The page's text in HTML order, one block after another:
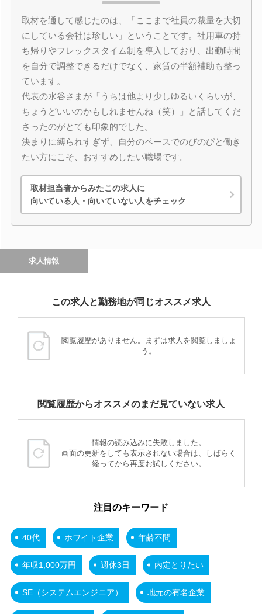
取材を通して感じたのは、「ここまで社員の裁量を大切
にしている会社は珍しい」ということです。社用車の持
ち帰りやフレックスタイム制を導入しており、出勤時間
を自分で調整できるだけでなく、家賃の半額補助も整っ
ています。
代表の水谷さまが「うちは他より少しゆるいくらいが、
ちょうどいいのかもしれませんね（笑）」と話してくだ
さったのがとても印象的でした。
決まりに縛られすぎず、自分のペースでのびのびと働き
たい方にこそ、おすすめしたい職場です。
取材担当者からみたこの求人に
向いている人・向いていない人をチェック
求人情報
この求人と勤務地が同じオススメ求人
閲覧履歴がありません。まずは求人を閲覧しましょ
う。
閲覧履歴からオススメのまだ見ていない求人
情報の読み込みに失敗しました。
画面の更新をしても表示されない場合は、しばらく
経ってから再度お試しください。
注目のキーワード
40代 ホワイト企業 年齢不問
年収1,000万円 週休3日 内定とりたい
SE（システムエンジニア） 地元の有名企業